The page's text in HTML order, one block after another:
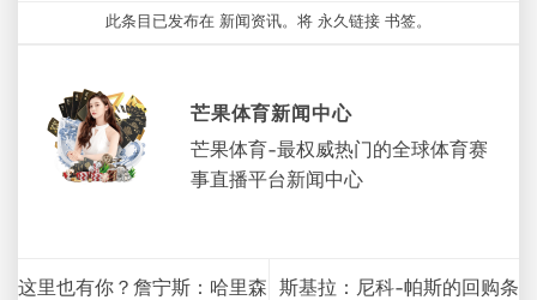
此条目已发布在 新闻资讯。将 永久链接 书签。
芒果体育新闻中心
芒果体育-最权威热门的全球体育赛
事直播平台新闻中心
这里也有你？詹宁斯：哈里森 斯基拉：尼科-帕斯的回购条